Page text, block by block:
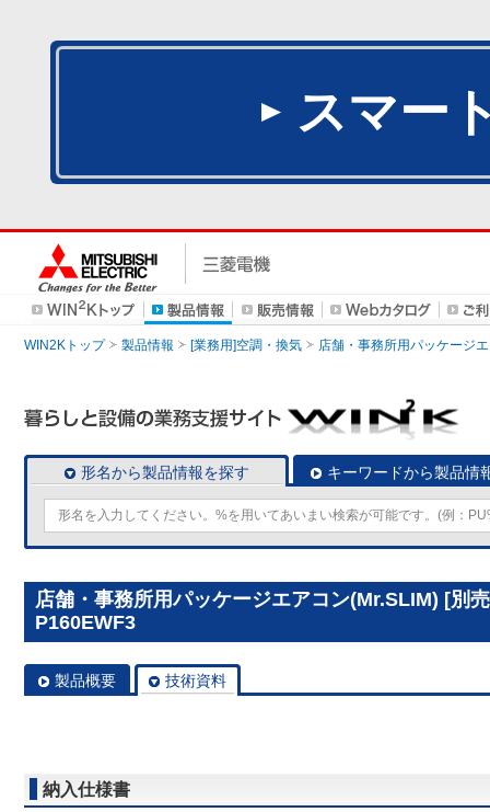
スマー
WIN2Kトップ 製品情報 [業務用]空調・換気 店舗・事務所用パッケージ
形名から製品情報を探す キーワードから製品情
店舗・事務所用パッケージエアコン(Mr.SLIM) [別
P160EWF3
製品概要 技術資料
納入仕様書